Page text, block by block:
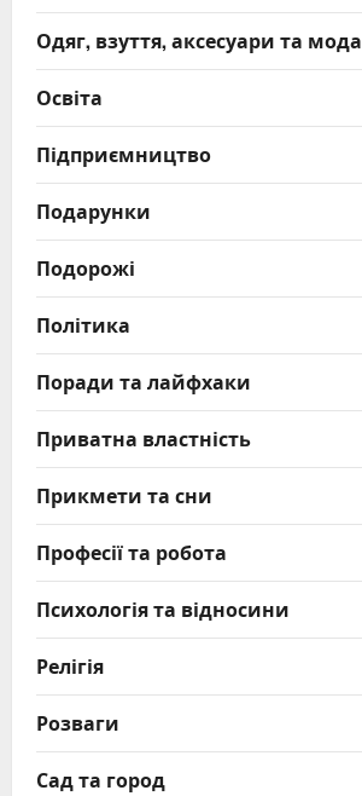
Одяг, взуття, аксесуари та мода
Освіта
Підприємництво
Подарунки
Подорожі
Політика
Поради та лайфхаки
Приватна властність
Прикмети та сни
Професії та робота
Психологія та відносини
Релігія
Розваги
Сад та город